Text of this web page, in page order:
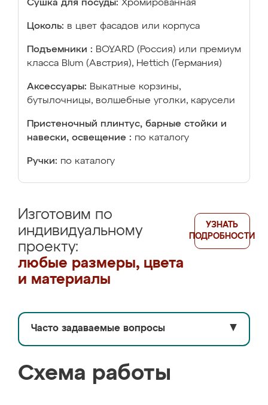
Сушка для посуды: Хромированная
Цоколь: в цвет фасадов или корпуса
Подъемники : BOYARD (Россия) или премиум
класса Blum (Австрия), Hettich (Германия)
Аксессуары: Выкатные корзины,
бутылочницы, волшебные уголки, карусели
Пристеночный плинтус, барные стойки и
навески, освещение : по каталогу
Ручки: по каталогу
Изготовим по
индивидуальному
проекту:
любые размеры, цвета
и материалы
УЗНАТЬ
ПОДРОБНОСТИ
Часто задаваемые вопросы ▼
Схема работы